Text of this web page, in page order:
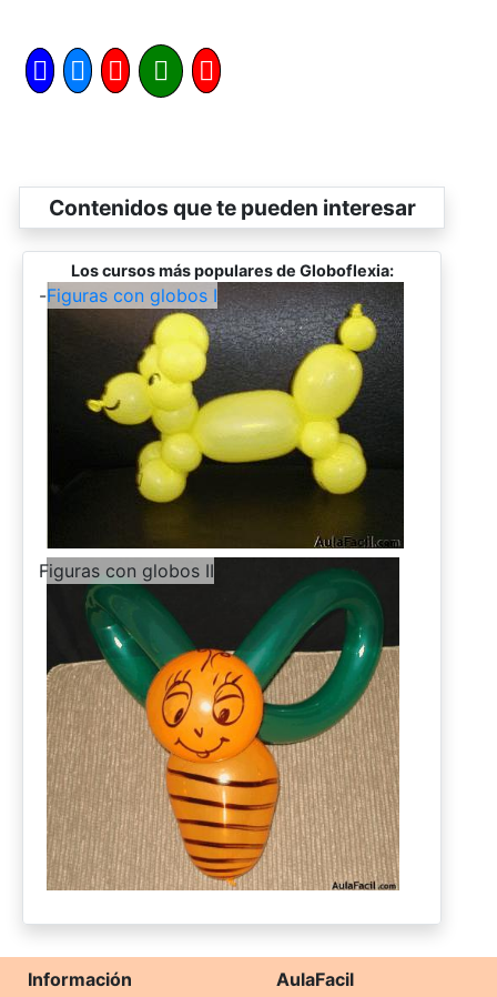
Contenidos que te pueden interesar
Los cursos más populares de Globoflexia:
-Figuras con globos I
-
Figuras con globos II
Información
AulaFacil